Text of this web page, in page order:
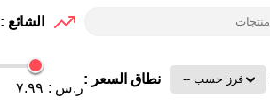
الشائع :
نطاق السعر :
ر.س : ٧.٩٩